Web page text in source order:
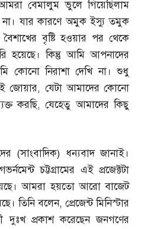
বেমালুম ভুলে গিয়েছিলাম
না। যার কারণে অমুক ইস্যু তমুক
বৃষ্টি হওয়ার পর থেকে
হয়েছে। কিন্তু আমি আপনাদের
কোনো নিরাশা দেখি না। শুধু
জোয়ার, যেটা আমাদের কোনো
করছি,যেহেতু আমাদের কিছু
(সাংবাদিক) ধন্যবাদ জানাই।
চট্টগ্রামের এই প্রজেক্টটা
আমরা হয়তো আরো বাজেট
তিনি বলেন, প্রেজেন্ট মিনিস্টার
দুঃখ প্রকাশ করেছেন জনগণের